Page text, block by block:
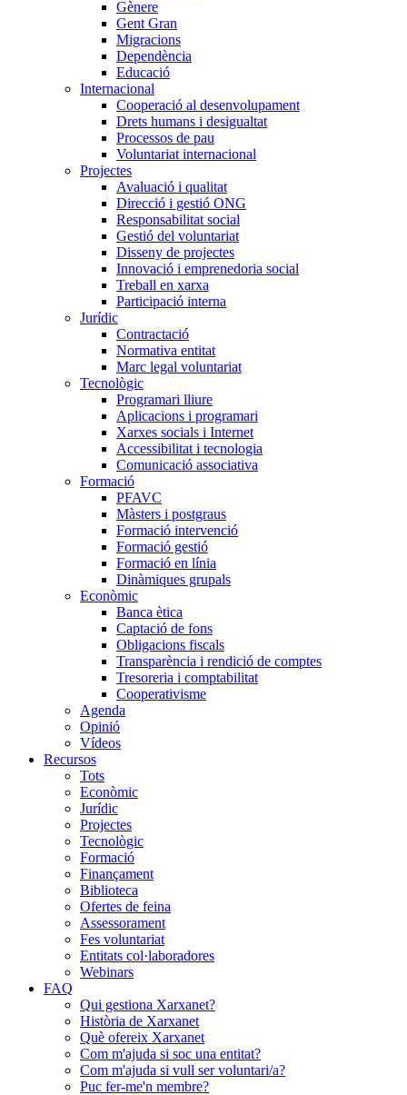
Gènere
Gent Gran
Migracions
Dependència
Educació
Internacional
Cooperació al desenvolupament
Drets humans i desigualtat
Processos de pau
Voluntariat internacional
Projectes
Avaluació i qualitat
Direcció i gestió ONG
Responsabilitat social
Gestió del voluntariat
Disseny de projectes
Innovació i emprenedoria social
Treball en xarxa
Participació interna
Jurídic
Contractació
Normativa entitat
Marc legal voluntariat
Tecnològic
Programari lliure
Aplicacions i programari
Xarxes socials i Internet
Accessibilitat i tecnologia
Comunicació associativa
Formació
PFAVC
Màsters i postgraus
Formació intervenció
Formació gestió
Formació en línia
Dinàmiques grupals
Econòmic
Banca ètica
Captació de fons
Obligacions fiscals
Transparència i rendició de comptes
Tresoreria i comptabilitat
Cooperativisme
Agenda
Opinió
Vídeos
Recursos
Tots
Econòmic
Jurídic
Projectes
Tecnològic
Formació
Finançament
Biblioteca
Ofertes de feina
Assessorament
Fes voluntariat
Entitats col·laboradores
Webinars
FAQ
Qui gestiona Xarxanet?
Història de Xarxanet
Què ofereix Xarxanet
Com m'ajuda si soc una entitat?
Com m'ajuda si vull ser voluntari/a?
Puc fer-me'n membre?